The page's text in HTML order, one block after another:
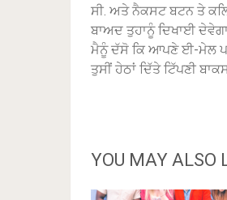
ਸੀ. ਅਤੇ ਨੈਕਸਟ ਬਟਨ ਤੇ
ਬਾਅਦ ਤੁਹਾਨੂੰ ਦਿਖਾਈ
ਮੈਨੂੰ ਦੱਸੋ ਕਿ ਆਪਣੇ ਈ-ਮੇਲ
ਤੁਸੀਂ ਹੇਠਾਂ ਦਿੱਤੇ ਟਿੱਪਣੀ
YOU MAY ALSO